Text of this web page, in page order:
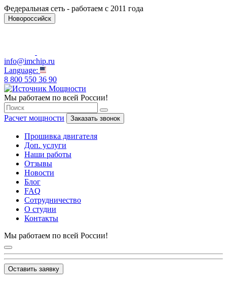
Федеральная сеть - работаем с 2011 года
Новороссийск
info@imchip.ru
Language:
8 800 550 36 90
Мы работаем по всей России!
Расчет мощности Заказать звонок
Прошивка двигателя
Доп. услуги
Наши работы
Отзывы
Новости
Блог
FAQ
Сотрудничество
О студии
Контакты
Мы работаем по всей России!
Оставить заявку